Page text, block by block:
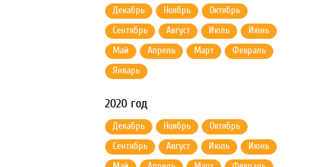
Декабрь Ноябрь
Октябрь
Сентябрь
Август Июль
Июнь
Май
Апрель Март
Февраль
Январь
2020 год
Декабрь Ноябрь
Октябрь
Сентябрь
Август Июль
Июнь